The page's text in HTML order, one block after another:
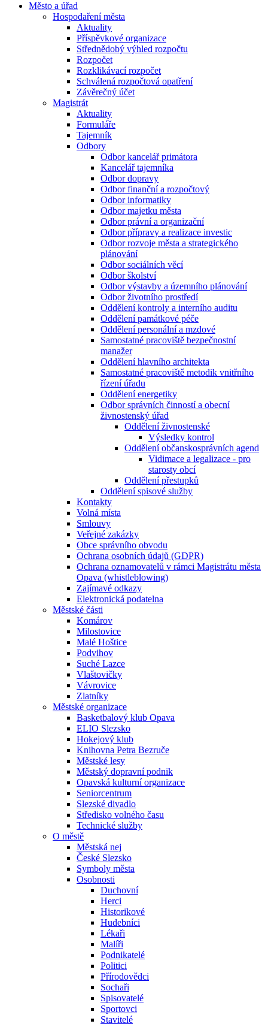
Město a úřad
Hospodaření města
Aktuality
Příspěvkové organizace
Střednědobý výhled rozpočtu
Rozpočet
Rozklikávací rozpočet
Schválená rozpočtová opatření
Závěrečný účet
Magistrát
Aktuality
Formuláře
Tajemník
Odbory
Odbor kancelář primátora
Kancelář tajemníka
Odbor dopravy
Odbor finanční a rozpočtový
Odbor informatiky
Odbor majetku města
Odbor právní a organizační
Odbor přípravy a realizace investic
Odbor rozvoje města a strategického
plánování
Odbor sociálních věcí
Odbor školství
Odbor výstavby a územního plánování
Odbor životního prostředí
Oddělení kontroly a interního auditu
Oddělení památkové péče
Oddělení personální a mzdové
Samostatné pracoviště bezpečnostní
manažer
Oddělení hlavního architekta
Samostatné pracoviště metodik vnitřního
řízení úřadu
Oddělení energetiky
Odbor správních činností a obecní
živnostenský úřad
Oddělení živnostenské
Výsledky kontrol
Oddělení občanskosprávních agend
Vidimace a legalizace - pro
starosty obcí
Oddělení přestupků
Oddělení spisové služby
Kontakty
Volná místa
Smlouvy
Veřejné zakázky
Obce správního obvodu
Ochrana osobních údajů (GDPR)
Ochrana oznamovatelů v rámci Magistrátu města
Opava (whistleblowing)
Zajímavé odkazy
Elektronická podatelna
Městské části
Komárov
Milostovice
Malé Hoštice
Podvihov
Suché Lazce
Vlaštovičky
Vávrovice
Zlatníky
Městské organizace
Basketbalový klub Opava
ELIO Slezsko
Hokejový klub
Knihovna Petra Bezruče
Městské lesy
Městský dopravní podnik
Opavská kulturní organizace
Seniorcentrum
Slezské divadlo
Středisko volného času
Technické služby
O městě
Městská nej
České Slezsko
Symboly města
Osobnosti
Duchovní
Herci
Historikové
Hudebníci
Lékaři
Malíři
Podnikatelé
Politici
Přírodovědci
Sochaři
Spisovatelé
Sportovci
Stavitelé